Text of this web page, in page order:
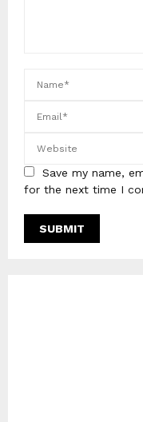
Save my name,
for the next time I